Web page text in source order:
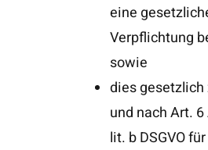
eine
Verpflichtung
sowie
dies gesetzlich
und nach Art. 6
lit. b DSGVO